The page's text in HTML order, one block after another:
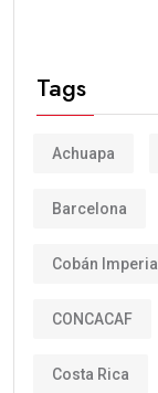
Tags
Achuapa
Barcelona
Cobán Imperial
CONCACAF
Costa Rica